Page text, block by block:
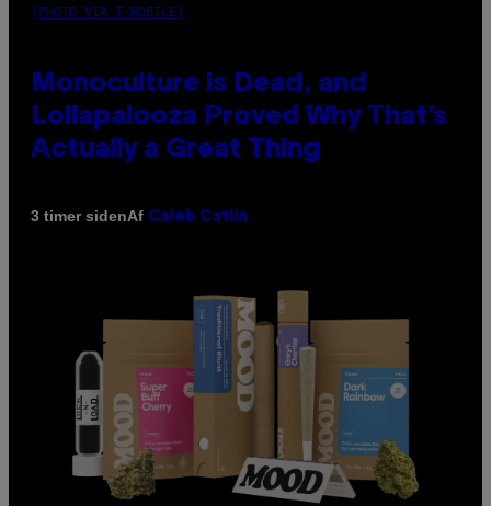
(PHOTO VIA T-MOBILE)
Monoculture is Dead, and
Lollapalooza Proved Why That’s
Actually a Great Thing
3 timer sidenAf Caleb Catlin